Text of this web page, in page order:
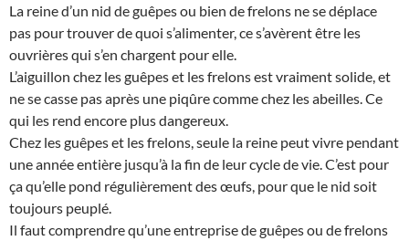
La reine d’un nid de guêpes ou bien de frelons ne se déplace
pas pour trouver de quoi s’alimenter, ce s’avèrent être les
ouvrières qui s’en chargent pour elle.
L’aiguillon chez les guêpes et les frelons est vraiment solide, et
ne se casse pas après une piqûre comme chez les abeilles. Ce
qui les rend encore plus dangereux.
Chez les guêpes et les frelons, seule la reine peut vivre pendant
une année entière jusqu’à la fin de leur cycle de vie. C’est pour
ça qu’elle pond régulièrement des œufs, pour que le nid soit
toujours peuplé.
Il faut comprendre qu’une entreprise de guêpes ou de frelons